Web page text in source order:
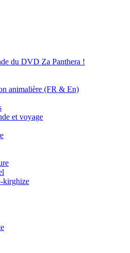
du DVD Za Panthera !
animalière (FR & En)
et voyage
kirghize